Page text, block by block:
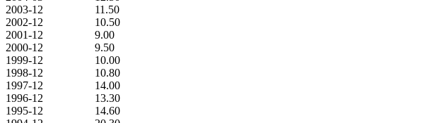
2003-12
11.50
2002-12
10.50
2001-12
9.00
2000-12
9.50
1999-12
10.00
1998-12
10.80
1997-12
14.00
1996-12
13.30
1995-12
14.60